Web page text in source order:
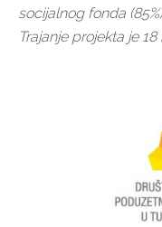
socijalnog fonda
Trajanje projekta je 18